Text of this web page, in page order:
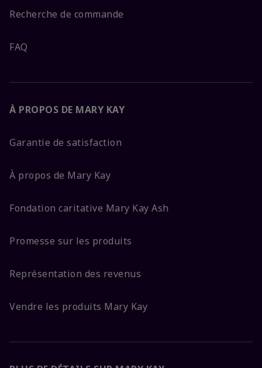
Recherche de commande
FAQ
À PROPOS DE MARY KAY
Garantie de satisfaction
À propos de Mary Kay
Fondation caritative Mary Kay Ash
Promesse sur les produits
Représentation des revenus
Vendre les produits Mary Kay